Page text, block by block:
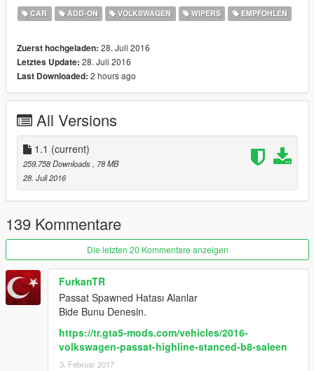
Follow My Youtube Channelwww.youtube.com/zQrba
Note:You can be definitely sure that i am reading all
comments and looking for ideas/requests. So make sure that i
am aware all of your thoughts. Thanks again.
CAR ADD-ON VOLKSWAGEN WIPERS EMPFOHLEN
Zuerst hochgeladen: 28. Juli 2016
Letztes Update: 28. Juli 2016
Last Downloaded: 2 hours ago
All Versions
1.1 (current)
259.758 Downloads, 78 MB
28. Juli 2016
139 Kommentare
Die letzten 20 Kommentare anzeigen
FurkanTR
Passat Spawned Hatası Alanlar
Bide Bunu Denesin.
https://tr.gta5-mods.com/vehicles/2016-
volkswagen-passat-highline-stanced-b8-saleen
3. Februar 2017